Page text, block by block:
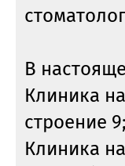
В
Клиника
строение 9;
Клиника